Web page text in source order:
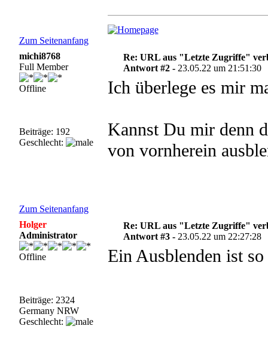
Zum Seitenanfang
michi8768
Full Member
Offline
Beiträge: 192
Geschlecht:
Re: URL aus "Letzte Zugriffe"
Antwort #2 - 23.05.22 um 21:51:30
Ich überlege es mir
Kannst Du mir denn
von vornherein
Zum Seitenanfang
Holger
Administrator
Offline
Beiträge: 2324
Germany NRW
Geschlecht:
Re: URL aus "Letzte Zugriffe"
Antwort #3 - 23.05.22 um 22:27:28
Ein Ausblenden ist